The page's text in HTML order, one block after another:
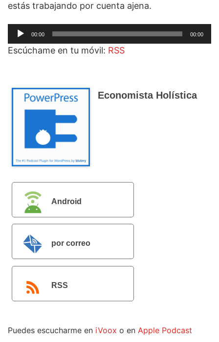
estás trabajando por cuenta ajena.
Reproductor
audio
00:00 00:00
Escúchame en tu móvil: RSS
Economista Holística
Android
por correo
electrónico
RSS
Puedes escucharme en iVoox o en Apple Podcast